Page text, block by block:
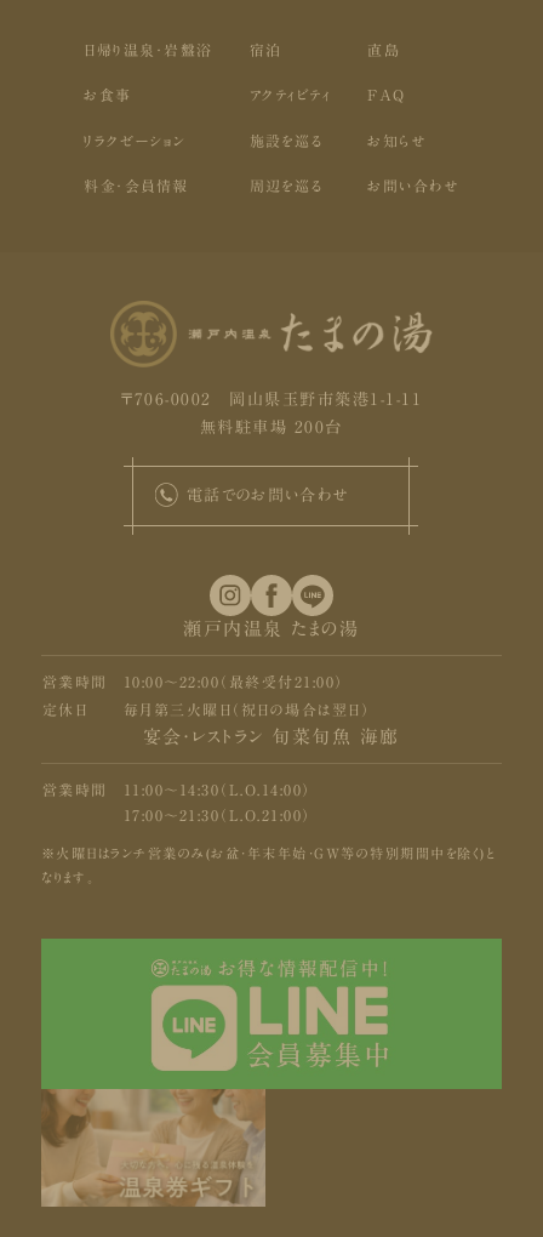
日帰り温泉・岩盤浴
お食事
リラクゼーション
料金・会員情報
宿泊
アクティビティ
施設を巡る
周辺を巡る
直島
FAQ
お知らせ
お問い合わせ
〒706-0002 岡山県玉野市築港1-1-11
無料駐車場 200台
電話でのお問い合わせ
瀬戸内温泉 たまの湯
営業時間
10:00〜22:00（最終受付21:00）
定休日
毎月第三火曜日（祝日の場合は翌日）
宴会・レストラン 旬菜旬魚 海廊
営業時間
11:00〜14:30（L.O.14:00）
17:00〜21:30（L.O.21:00）
※火曜日はランチ営業のみ(お盆・年末年始・GW等の特別期間中を除く)と
なります。